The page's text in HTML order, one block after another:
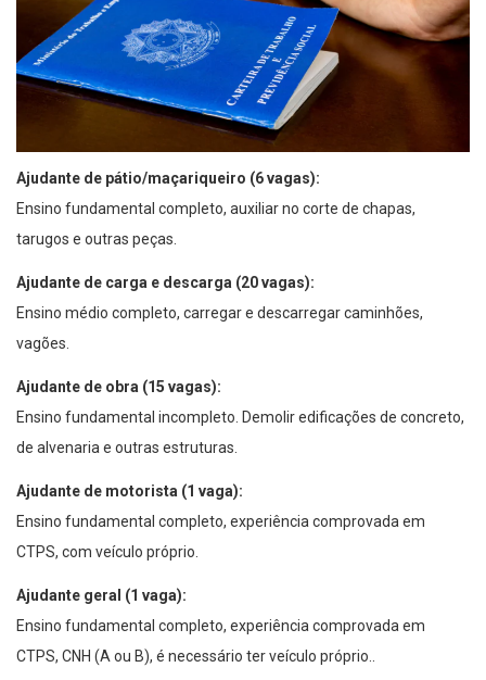
Ajudante de pátio/maçariqueiro (6 vagas):
Ensino fundamental completo, auxiliar no corte de chapas,
tarugos e outras peças.
Ajudante de carga e descarga (20 vagas):
Ensino médio completo, carregar e descarregar caminhões,
vagões.
Ajudante de obra (15 vagas):
Ensino fundamental incompleto. Demolir edificações de concreto,
de alvenaria e outras estruturas.
Ajudante de motorista (1 vaga):
Ensino fundamental completo, experiência comprovada em
CTPS, com veículo próprio.
Ajudante geral (1 vaga):
Ensino fundamental completo, experiência comprovada em
CTPS, CNH (A ou B), é necessário ter veículo próprio..